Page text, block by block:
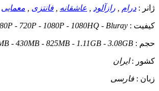
ژانر : درام رازآلود عاشقانه فانتزی معمایی
کیفیت : - 720P - 1080P - 1080HQ - Bluray
حجم : - 430MB - 825MB - 1.11GB - 3.08GB
کشور :ایران
زبان : فارسی